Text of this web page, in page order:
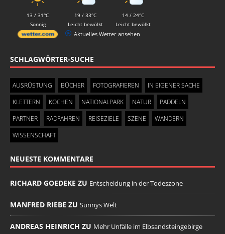
13 / 31°C
Sonnig
19 / 33°C
Leicht bewölkt
14 / 24°C
Leicht bewölkt
Aktuelles Wetter ansehen
SCHLAGWÖRTER-SUCHE
AUSRÜSTUNG BÜCHER FOTOGRAFIEREN
IN EIGENER SACHE
KLETTERN
KOCHEN NATIONALPARK NATUR
PADDELN
PARTNER
RADFAHREN REISEZIELE SZENE
WANDERN
WISSENSCHAFT
NEUESTE KOMMENTARE
RICHARD GOEDEKE ZU Entscheidung in der Todeszone
MANFRED RIEBE ZU Sunnys Welt
ANDREAS HEINRICH ZU Mehr Unfälle im Elbsandsteingebirge